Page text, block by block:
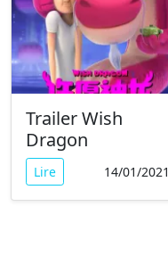
Trailer Wish
Dragon
Lire 14/01/2021